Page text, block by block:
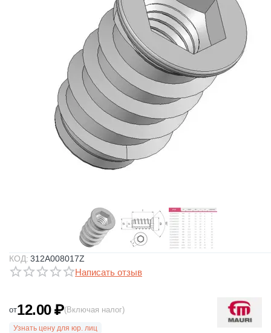
КОД: 312A008017Z
Написать отзыв
от12.00₽(Включая налог)
Узнать цену для юр. лиц